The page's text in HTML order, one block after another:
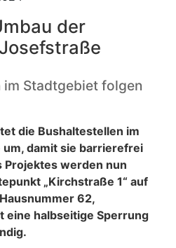
der
Stadtgebiet folgen
die Bushaltestellen im
damit sie barrierefrei
Projektes werden nun
„Kirchstraße 1“ auf
62,
eine halbseitige Sperrung